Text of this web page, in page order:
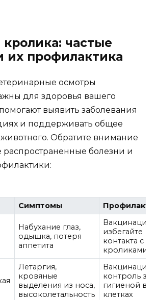
частые
их профилактика
осмотры
для здоровья вашего
выявить заболевания
и поддерживать общее
Обратите внимание
болезни и
Симптомы
Набухание глаз,
одышка, потеря
аппетита
Вакцинация,
избегайте
контакта с
кроликами
Летаргия,
кровяные
выделения из носа,
высоколетальность
Вакцинация,
контроль за
гигиеной в
клетках